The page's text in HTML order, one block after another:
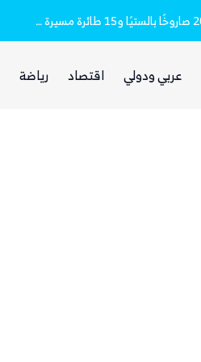
مقتل وإصابة 16 مدنيا.. الحوثيون أطلقوا نحو 20 صاروخًا بالستيًا و15 طائرة مسيرة على مأرب
عربي ودولي اقتصاد رياضة